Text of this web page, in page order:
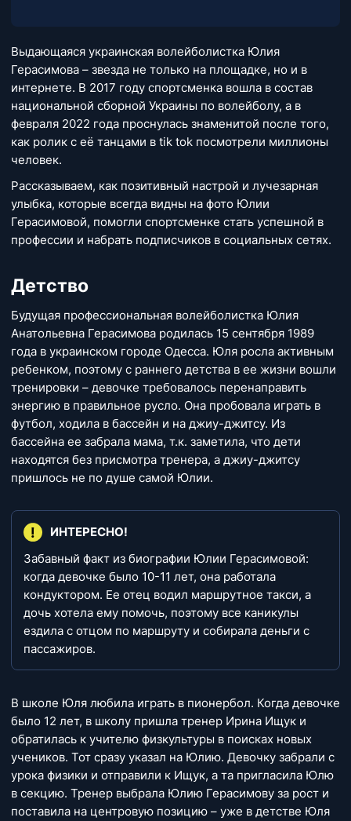
Выдающаяся украинская волейболистка Юлия
Герасимова – звезда не только на площадке, но и в
интернете. В 2017 году спортсменка вошла в состав
национальной сборной Украины по волейболу, а в
февраля 2022 года проснулась знаменитой после того,
как ролик с её танцами в tik tok посмотрели миллионы
человек.
Рассказываем, как позитивный настрой и лучезарная
улыбка, которые всегда видны на фото Юлии
Герасимовой, помогли спортсменке стать успешной в
профессии и набрать подписчиков в социальных сетях.
Детство
Будущая профессиональная волейболистка Юлия
Анатольевна Герасимова родилась 15 сентября 1989
года в украинском городе Одесса. Юля росла активным
ребенком, поэтому с раннего детства в ее жизни вошли
тренировки – девочке требовалось перенаправить
энергию в правильное русло. Она пробовала играть в
футбол, ходила в бассейн и на джиу-джитсу. Из
бассейна ее забрала мама, т.к. заметила, что дети
находятся без присмотра тренера, а джиу-джитсу
пришлось не по душе самой Юлии.
ИНТЕРЕСНО!
Забавный факт из биографии Юлии Герасимовой:
когда девочке было 10-11 лет, она работала
кондуктором. Ее отец водил маршрутное такси, а
дочь хотела ему помочь, поэтому все каникулы
ездила с отцом по маршруту и собирала деньги с
пассажиров.
В школе Юля любила играть в пионербол. Когда девочке
было 12 лет, в школу пришла тренер Ирина Ищук и
обратилась к учителю физкультуры в поисках новых
учеников. Тот сразу указал на Юлию. Девочку забрали с
урока физики и отправили к Ищук, а та пригласила Юлю
в секцию. Тренер выбрала Юлию Герасимову за рост и
поставила на центровую позицию – уже в детстве Юля